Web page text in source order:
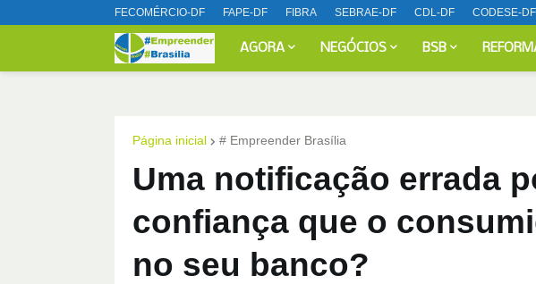
FECOMÉRCIO-DF FAPE-DF FIBRA SEBRAE-DF CDL-DF CODESE-DF
AGORA NEGÓCIOS BSB
Página inicial # Empreender Brasília
Uma notificação errada
confiança que o
no seu banco?